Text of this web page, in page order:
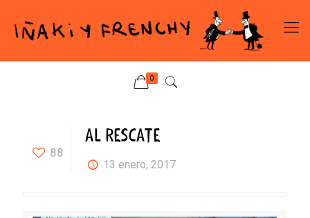
0
88
AL RESCATE
13 enero, 2017